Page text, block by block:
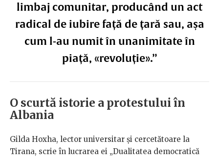
limbaj comunitar, producând un act
radical de iubire față de țară sau, așa
cum l-au numit în unanimitate în
piață, «revoluție».”
O scurtă istorie a protestului în
Albania
Gilda Hoxha, lector universitar și cercetătoare la
Tirana, scrie în lucrarea ei „Dualitatea democratică